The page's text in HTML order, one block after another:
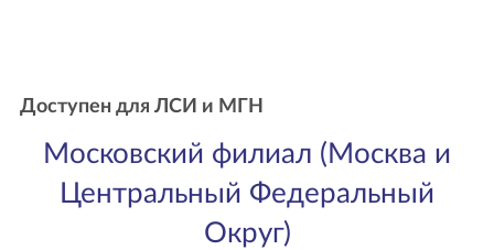
Доступен для ЛСИ и МГН
Московский филиал (Москва и
Центральный Федеральный
Округ)